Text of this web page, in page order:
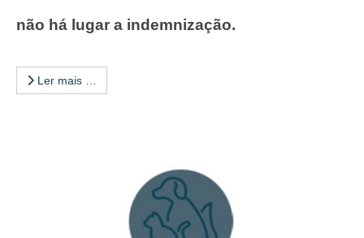
não há lugar a indemnização.
Ler mais …